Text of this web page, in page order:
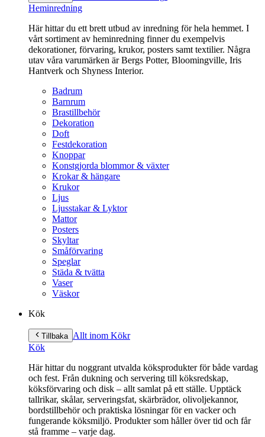
Heminredning
Här hittar du ett brett utbud av inredning för hela hemmet. I
vårt sortiment av heminredning finner du exempelvis
dekorationer, förvaring, krukor, posters samt textilier. Några
utav våra varumärken är Bergs Potter, Bloomingville, Iris
Hantverk och Shyness Interior.
Badrum
Barnrum
Brastillbehör
Dekoration
Doft
Festdekoration
Knoppar
Konstgjorda blommor & växter
Krokar & hängare
Krukor
Ljus
Ljusstakar & Lyktor
Mattor
Posters
Skyltar
Småförvaring
Speglar
Städa & tvätta
Vaser
Väskor
Kök
Tillbaka Allt inom Kökr
Kök
Här hittar du noggrant utvalda köksprodukter för både vardag
och fest. Från dukning och servering till köksredskap,
köksförvaring och disk – allt samlat på ett ställe. Upptäck
tallrikar, skålar, serveringsfat, skärbrädor, olivoljekannor,
bordstillbehör och praktiska lösningar för en vacker och
fungerande köksmiljö. Produkter som håller över tid och får
stå framme – varje dag.